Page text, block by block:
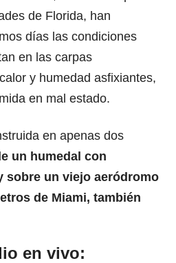
de Florida, han
días las condiciones
en las carpas
y humedad asfixiantes,
en mal estado.
en apenas dos
un humedal con
sobre un viejo aeródromo
de Miami, también
en vivo: